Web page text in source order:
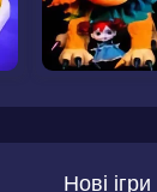
Нові ігри